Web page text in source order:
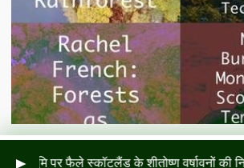
पर फैले स्कॉटलैंड के शीतोष्ण वर्षावनों की निगरानी